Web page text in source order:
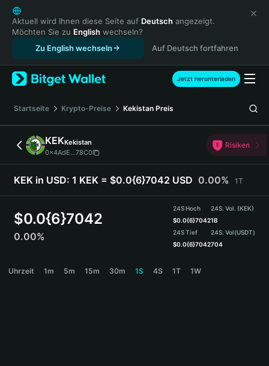
English
日本語
Tiếng Việt
Русский
Español (Latinoamérica)
Türkçe
Français
Deutsch
简体中文
繁體中文
Português (Portugal)
Bahasa Indonesia
ภาษาไทย
Español
Español (Argentina)
Aktuell wird Ihnen diese Seite auf Deutsch angezeigt.
Möchten Sie zu English wechseln?
Zu English wechseln
Auf Deutsch fortfahren
Jetzt herunterladen
Startseite Krypto-Preise Kekistan Preis
KEKKekistan
0x4AdE...78C0
Risiken
KEK in USD: 1 KEK = $0.0{6}7042 USD 0.00% 1T
$0.0{6}7042
0.00%
24S Hoch
$0.0{6}7042
24S Tief
$0.0{6}7042
24S. Vol. (KEK)
1B
24S. Vol(USDT)
704
Uhrzeit 1m 5m 15m 30m 1S 4S 1T 1W